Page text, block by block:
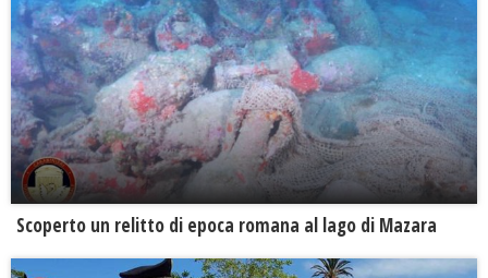
Scoperto un relitto di epoca romana al lago di Mazara